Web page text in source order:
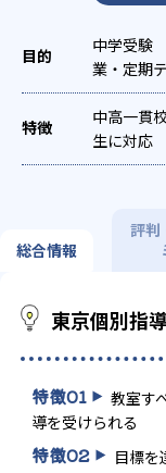
中学受験
業・定期
定着
総
学校別特
テスト対策
定)対策
中高一貫
生に対応
能
季節
総合情報
評判
東京個別指
特徴01
教室す
導を受けられる
特徴02
目標を